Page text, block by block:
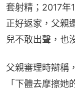
套射精；2017年
正好返家，父親
兒不敢出聲，也
父親審理時辯稱
「下體去摩擦